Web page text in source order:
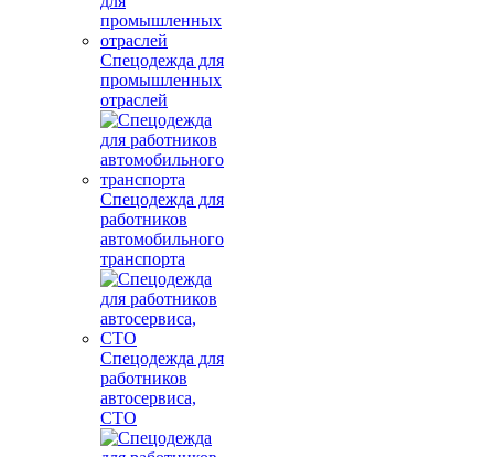
Спецодежда для
промышленных
отраслей
Спецодежда для
работников
автомобильного
транспорта
Спецодежда для
работников
автосервиса,
СТО